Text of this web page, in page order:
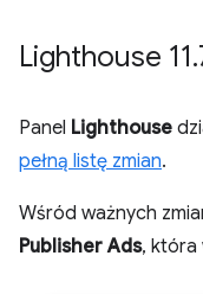
Lighthouse 11.
Panel Lighthouse
pełną listę zmian.
Wśród ważnych
Publisher Ads, która